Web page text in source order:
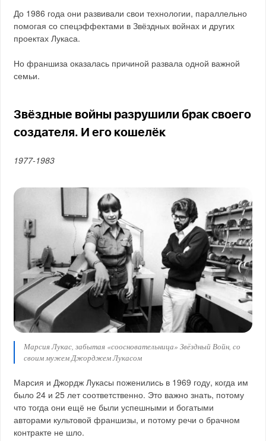
До 1986 года они развивали свои технологии, параллельно
помогая со спецэффектами в Звёздных войнах и других
проектах Лукаса.
Но франшиза оказалась причиной развала одной важной
семьи.
Звёздные войны разрушили брак своего
создателя. И его кошелёк
1977-1983
Марсия Лукас, забытая «соосновательница» Звёздный Войн, со
своим мужем Джорджем Лукасом
Марсия и Джордж Лукасы поженились в 1969 году, когда им
было 24 и 25 лет соответственно. Это важно знать, потому
что тогда они ещё не были успешными и богатыми
авторами культовой франшизы, и потому речи о брачном
контракте не шло.